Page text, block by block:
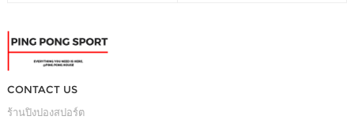
CONTACT US
ร้านปิงปองสปอร์ต